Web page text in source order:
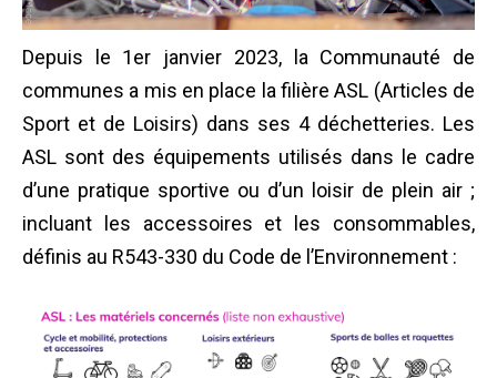
Depuis le 1er janvier 2023, la Communauté de
communes a mis en place la filière ASL (Articles de
Sport et de Loisirs) dans ses 4 déchetteries. Les
ASL sont des équipements utilisés dans le cadre
d’une pratique sportive ou d’un loisir de plein air ;
incluant les accessoires et les consommables,
définis au R543-330 du Code de l’Environnement :